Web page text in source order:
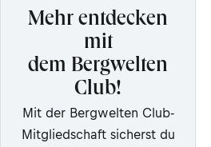
Mehr entdecken
mit
dem Bergwelten
Club!
Mit der Bergwelten Club-
Mitgliedschaft sicherst du